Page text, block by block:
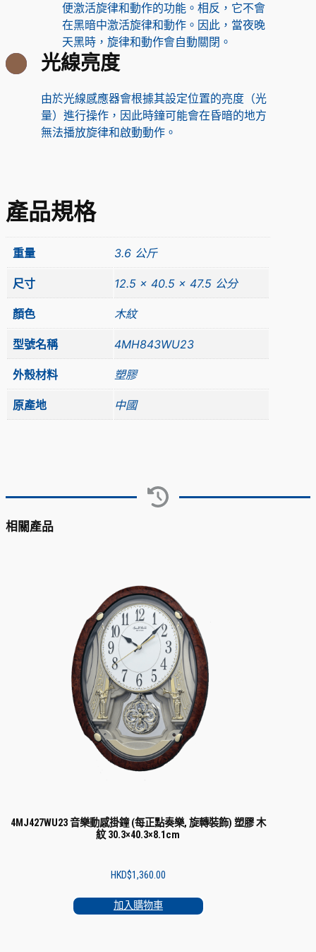
便激活旋律和動作的功能。相反，它不會
在黑暗中激活旋律和動作。因此，當夜晚
天黑時，旋律和動作會自動關閉。
光線亮度
由於光線感應器會根據其設定位置的亮度（光
量）進行操作，因此時鐘可能會在昏暗的地方
無法播放旋律和啟動動作。
產品規格
重量 3.6 公斤
尺寸 12.5 × 40.5 × 47.5 公分
顏色 木紋
型號名稱 4MH843WU23
外殼材料 塑膠
原產地 中國
相關產品
4MJ427WU23 音樂動感掛鐘 (每正點奏樂, 旋轉裝飾) 塑膠 木
紋 30.3×40.3×8.1cm
HKD$1,360.00
加入購物車